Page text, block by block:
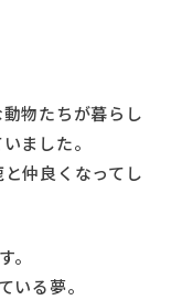
物たちが暮らし
ました。
仲良くなってし
。
いる夢。